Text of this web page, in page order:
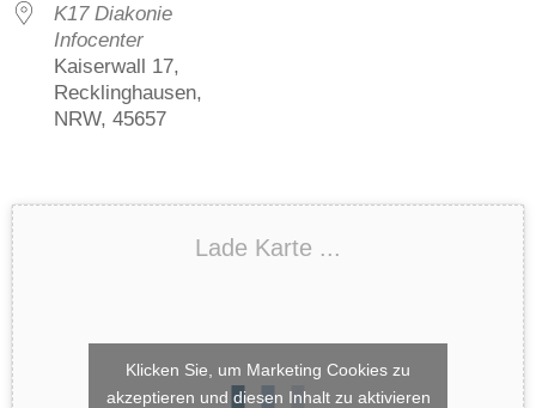
K17 Diakonie
Infocenter
Kaiserwall 17,
Recklinghausen,
NRW, 45657
Lade Karte ...
Klicken Sie, um Marketing Cookies zu
akzeptieren und diesen Inhalt zu aktivieren